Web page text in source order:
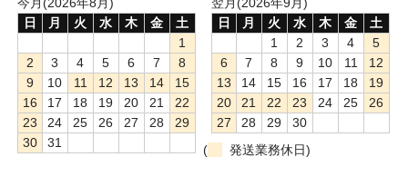
日
月 火 水 木 金
土
1
2
3 4 5 6 7
8
9
10 11 12 13 14
15
16
17 18 19 20 21
22
23
24 25 26 27 28
29
30
31
日
月 火 水 木 金
土
1
2 3 4
5
6
7 8 9 10 11
12
13
14 15 16 17 18
19
20
21 22 23 24 25
26
27
28 29
30
(
発送業務休日)